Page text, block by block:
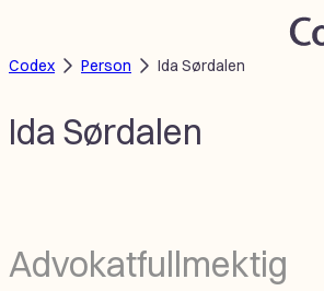
innhold
Codex Person Ida Sørdalen
Ida Sørdalen
Advokatfullmektig